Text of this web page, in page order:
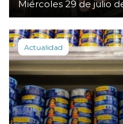
Miércoles 29 de julio
Actualidad